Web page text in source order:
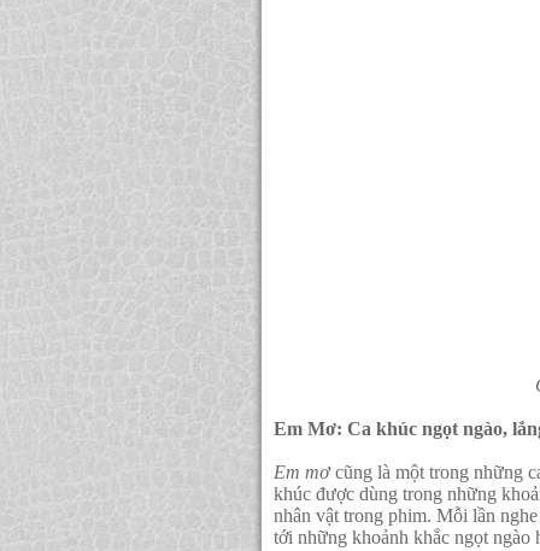
Em Mơ: Ca khúc ngọt ngào,
Em mơcũng là một trong những
khúc được dùng trong những
nhân vật trong phim. Mỗi lần
tới những khoảnh khắc ngọt ngào